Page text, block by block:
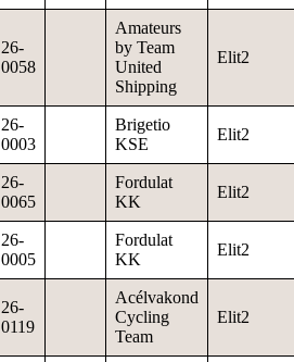
26-
0058
Amateurs
by Team
United
Shipping
Elit2
26-
0003
Brigetio
KSE
Elit2
26-
0065
Fordulat
KK
Elit2
26-
0005
Fordulat
KK
Elit2
26-
0119
Acélvakond
Cycling
Team
Elit2